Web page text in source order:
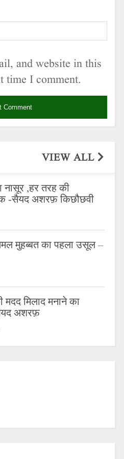
and website in this
time I comment.
VIEW ALL
नासूर ,हर तरह की
-सैयद अशरफ़ किछौछवी
मुहब्बत का पहला उसूल –
मदद मिलाद मनाने का
अशरफ़